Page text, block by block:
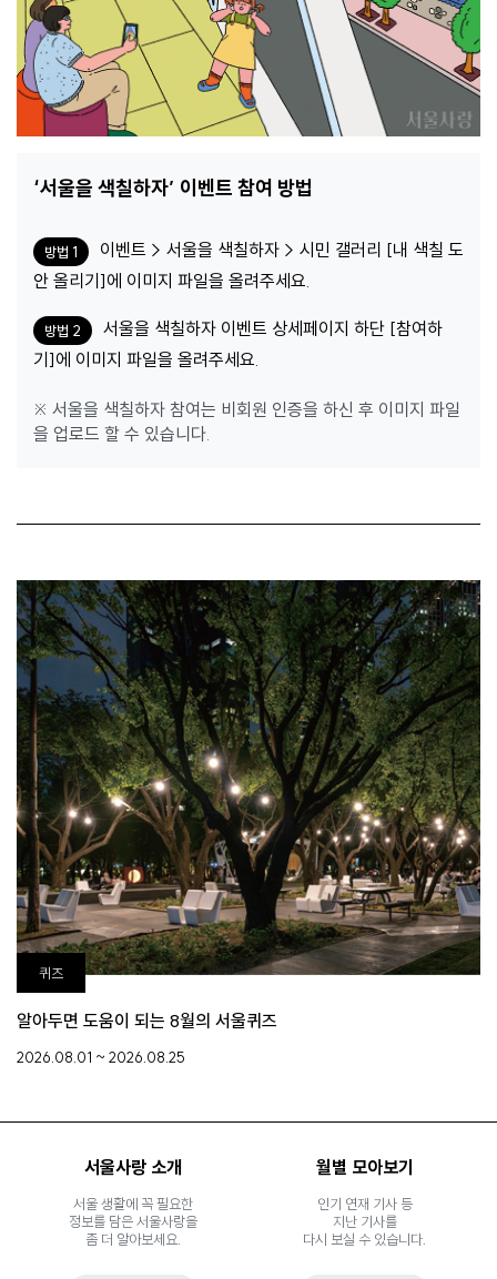
‘서울을 색칠하자’ 이벤트 참여 방법
방법 1
이벤트 > 서울을 색칠하자 > 시민 갤러리 [내 색칠 도
안 올리기]에 이미지 파일을 올려주세요.
방법 2
서울을 색칠하자 이벤트 상세페이지 하단 [참여하
기]에 이미지 파일을 올려주세요.
※ 서울을 색칠하자 참여는 비회원 인증을 하신 후 이미지 파일
을 업로드 할 수 있습니다.
퀴즈
알아두면 도움이 되는 8월의 서울퀴즈
2026.08.01 ~ 2026.08.25
서울사랑 소개
서울 생활에 꼭 필요한
정보를 담은 서울사랑을
좀 더 알아보세요.
월별 모아보기
인기 연재 기사 등
지난 기사를
다시 보실 수 있습니다.